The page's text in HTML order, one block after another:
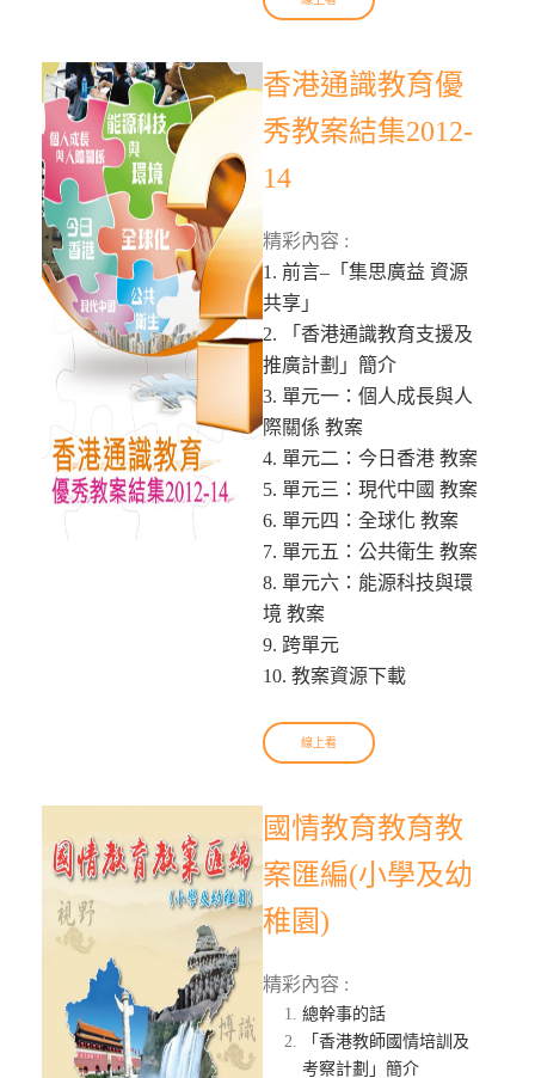
香港通識教育優
秀教案結集2012-
14
精彩內容 :
1. 前言–「集思廣益 資源
共享」
2. 「香港通識教育支援及
推廣計劃」簡介
3. 單元一：個人成長與人
際關係 教案
4. 單元二：今日香港 教案
5. 單元三：現代中國 教案
6. 單元四：全球化 教案
7. 單元五：公共衛生 教案
8. 單元六：能源科技與環
境 教案
9. 跨單元
10. 教案資源下載
線上看
國情教育教育教
案匯編(小學及幼
稚園)
精彩內容 :
總幹事的話
「香港教師國情培訓及
考察計劃」簡介